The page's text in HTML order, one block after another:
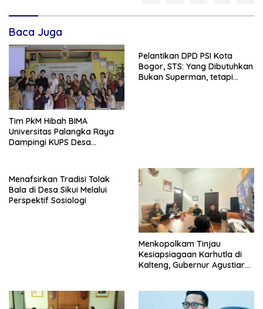
Baca Juga
Tim PkM Hibah BIMA
Universitas Palangka Raya
Dampingi KUPS Desa
Pelantikan DPD PSI Kota
Bogor, STS: Yang Dibutuhkan
Bukan Superman, tetapi
Menafsirkan Tradisi Tolak
Bala di Desa Sikui Melalui
Perspektif Sosiologi
Menkopolkam Tinjau
Kesiapsiagaan Karhutla di
Kalteng, Gubernur Agustiar